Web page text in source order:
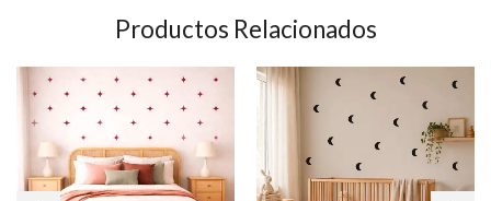
Productos Relacionados